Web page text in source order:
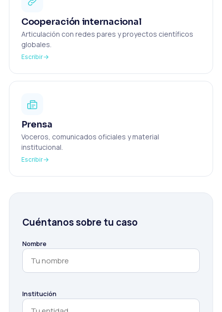
Cooperación internacional
Articulación con redes pares y proyectos científicos
globales.
Escribir
Prensa
Voceros, comunicados oficiales y material
institucional.
Escribir
Cuéntanos sobre tu caso
Nombre
Institución